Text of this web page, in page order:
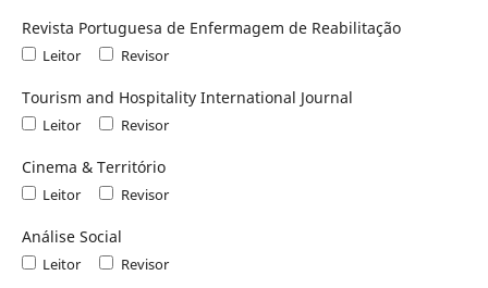
Revista Portuguesa de Enfermagem de Reabilitação
Leitor Revisor
Tourism and Hospitality International Journal
Leitor Revisor
Cinema & Território
Leitor Revisor
Análise Social
Leitor Revisor